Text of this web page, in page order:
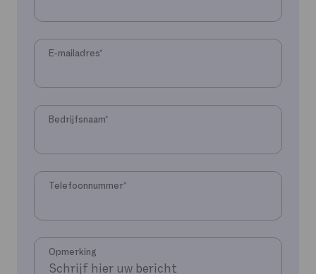
E-mailadres*
Bedrijfsnaam*
Telefoonnummer*
Opmerking